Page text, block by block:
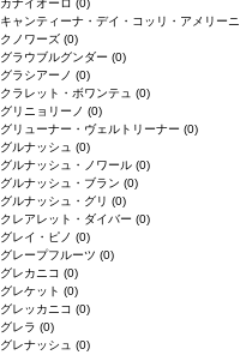
カナイオーロ (0)
キャンティーナ・デイ・コッリ・アメリーニ
クノワーズ (0)
グラウブルグンダー (0)
グラシアーノ (0)
クラレット・ボワンテュ (0)
グリニョリーノ (0)
グリューナー・ヴェルトリーナー (0)
グルナッシュ (0)
グルナッシュ・ノワール (0)
グルナッシュ・ブラン (0)
グルナッシュ・グリ (0)
クレアレット・ダイバー (0)
グレイ・ピノ (0)
グレープフルーツ (0)
グレカニコ (0)
グレケット (0)
グレッカニコ (0)
グレラ (0)
グレナッシュ (0)